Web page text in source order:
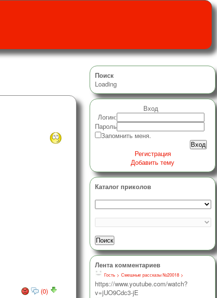
Поиск
Loading
Вход
Логин:
Пароль
Запомнить меня.
Регистрация
Добавить тему
Каталог приколов
Лента комментариев
Гость > Смешные рассказы №20018 >
https://www.youtube.com/watch?
v=jUO9Cdc3-jE
(0)